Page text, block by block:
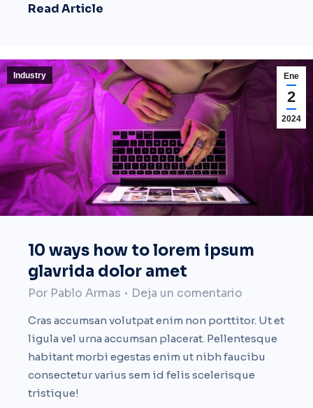
Read Article
Ene
2
2024
Industry
10 ways how to lorem ipsum
glavrida dolor amet
Por Pablo Armas Deja un comentario
Cras accumsan volutpat enim non porttitor. Ut et
ligula vel urna accumsan placerat. Pellentesque
habitant morbi egestas enim ut nibh faucibu
consectetur varius sem id felis scelerisque
tristique!